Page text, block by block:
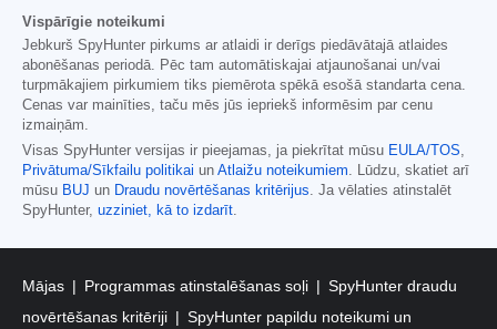
Vispārīgie noteikumi
Jebkurš SpyHunter pirkums ar atlaidi ir derīgs piedāvātajā atlaides
abonēšanas periodā. Pēc tam automātiskajai atjaunošanai un/vai
turpmākajiem pirkumiem tiks piemērota spēkā esošā standarta cena.
Cenas var mainīties, taču mēs jūs iepriekš informēsim par cenu
izmaiņām.
Visas SpyHunter versijas ir pieejamas, ja piekrītat mūsu EULA/TOS
Privātuma/Sīkfailu politikai un Atlaižu noteikumiem . Lūdzu, skatiet arī
mūsu BUJ un Draudu novērtēšanas kritērijus . Ja vēlaties atinstalēt
SpyHunter, uzziniet, kā to izdarīt
Mājas Programmas atinstalēšanas soļi
SpyHunter draudu
novērtēšanas kritēriji
SpyHunter papildu noteikumi un